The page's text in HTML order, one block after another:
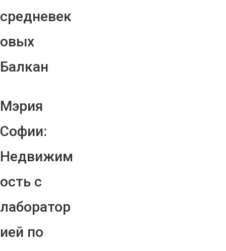
средневек
овых
Балкан
Мэрия
Софии:
Недвижим
ость с
лаборатор
ией по